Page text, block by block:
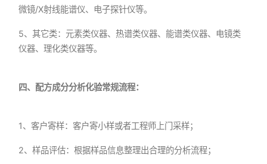
微镜/X射线能谱仪、电子探针仪等。
5、其它类：元素类仪器、热谱类仪器、能谱类仪器、电镜类
仪器、理化类仪器等。
四、配方成分分析化验常规流程：
1、客户寄样：客户寄小样或者工程师上门采样；
2、样品评估：根据样品信息整理出合理的分析流程；